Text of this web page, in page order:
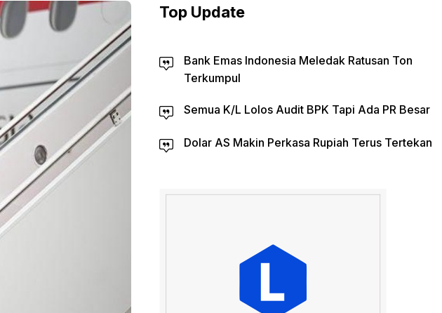
Top Update
Bank Emas Indonesia Meledak Ratusan Ton
Terkumpul
Semua K/L Lolos Audit BPK Tapi Ada PR Besar
Dolar AS Makin Perkasa Rupiah Terus Tertekan